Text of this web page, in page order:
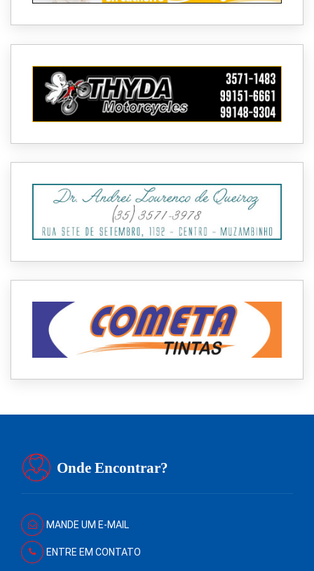
Onde Encontrar?
MANDE UM E-MAIL
ENTRE EM CONTATO